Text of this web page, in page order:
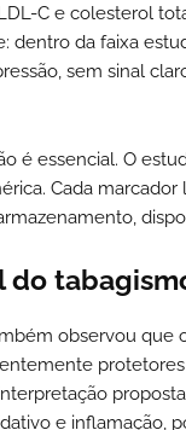
C e colesterol
dentro da faixa
sem sinal
é essencial. O
Cada
do
observou que
e inflamação,